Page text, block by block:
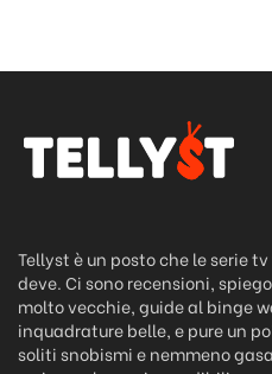
Tellyst è un posto che le serie
deve. Ci sono recensioni,
molto vecchie, guide al binge
inquadrature belle, e pure un
soliti snobismi e nemmeno